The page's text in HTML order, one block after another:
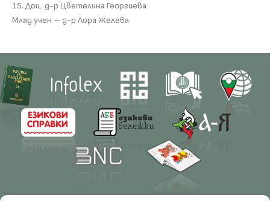
15. Доц. д-р Цветелина Георгиева
Млад учен – д-р Лора Желева